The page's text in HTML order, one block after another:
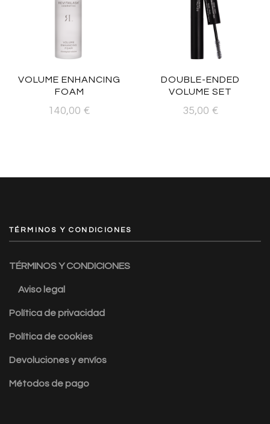
VOLUME ENHANCING
FOAM
140,00 €
DOUBLE-ENDED
VOLUME SET
35,00 €
TÉRMINOS Y CONDICIONES
TÉRMINOS Y CONDICIONES
Aviso legal
Política de privacidad
Política de cookies
Devoluciones y envíos
Métodos de pago